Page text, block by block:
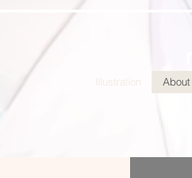
Illustration About